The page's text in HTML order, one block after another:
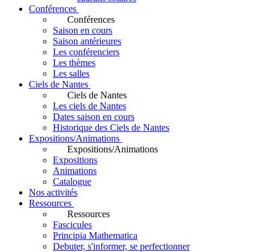
Conférences
Conférences
Saison en cours
Saison antérieures
Les conférenciers
Les thèmes
Les salles
Ciels de Nantes
Ciels de Nantes
Les ciels de Nantes
Dates saison en cours
Historique des Ciels de Nantes
Expositions/Animations
Expositions/Animations
Expositions
Animations
Catalogue
Nos activités
Ressources
Ressources
Fascicules
Principia Mathematica
Debuter, s'informer, se perfectionner